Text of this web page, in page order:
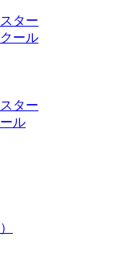
ター
ール
ター
ル